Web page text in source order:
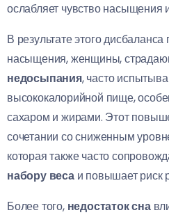
ослабляет чувство насыщения
В результате этого
насыщения, женщины,
недосыпания, часто
высококалорийной пище,
сахаром и жирами. Этот
сочетании со сниженным
которая также часто
набору весаи повышает риск
Более того, недостаток сна